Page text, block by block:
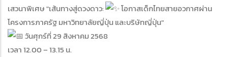
เสวนาพิเศษ "เส้นทางสู่ดวงดาว:
โอกาสเด็กไทยสายอวกาศผ่าน
โครงการภาครัฐ มหาวิทยาลัยญี่ปุ่น และบริษัทญี่ปุ่น"
วันศุกร์ที่ 29 สิงหาคม 2568
เวลา 12.00 – 13.15 น.